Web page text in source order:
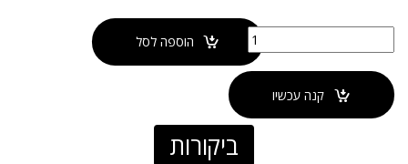
הוספה לסל
קנה עכשיו
ביקורות